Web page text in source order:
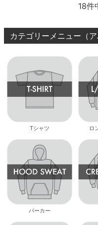
18件
カテゴリーメニュー（ア
Tシャツ ロ
パーカー